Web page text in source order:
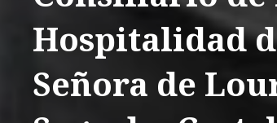
Hospitalidad
Señora de